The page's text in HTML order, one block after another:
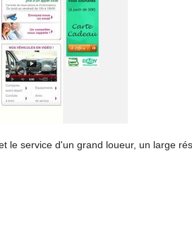
le service d'un grand loueur, un large